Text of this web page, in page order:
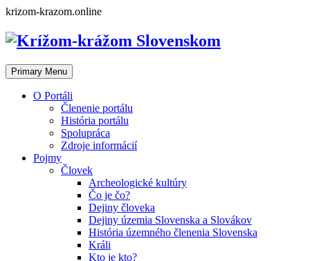
Skip
content
krizom-krazom.online
Primary Menu
O Portáli
Členenie portálu
História portálu
Spolupráca
Zdroje informácií
Pojmy
Človek
Archeologické kultúry
Čo je čo?
Dejiny človeka
Dejiny územia Slovenska a Slovákov
História územného členenia Slovenska
Králi
Kto je kto?